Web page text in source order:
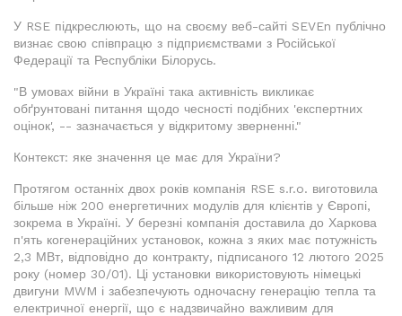
У RSE підкреслюють, що на своєму веб-сайті SEVEn публічно
визнає свою співпрацю з підприємствами з Російської
Федерації та Республіки Білорусь.
"В умовах війни в Україні така активність викликає
обґрунтовані питання щодо чесності подібних 'експертних
оцінок', -- зазначається у відкритому зверненні."
Контекст: яке значення це має для України?
Протягом останніх двох років компанія RSE s.r.o. виготовила
більше ніж 200 енергетичних модулів для клієнтів у Європі,
зокрема в Україні. У березні компанія доставила до Харкова
п'ять когенераційних установок, кожна з яких має потужність
2,3 МВт, відповідно до контракту, підписаного 12 лютого 2025
року (номер 30/01). Ці установки використовують німецькі
двигуни MWM і забезпечують одночасну генерацію тепла та
електричної енергії, що є надзвичайно важливим для